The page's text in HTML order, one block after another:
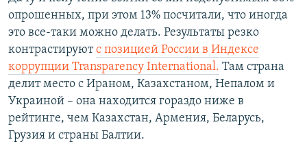
опрошенных, при этом 13% посчитали, что иногда
это все-таки можно делать. Результаты резко
контрастируютс позицией России в Индексе
коррупции Transparency International. Там страна
делит место с Ираном, Казахстаном, Непалом и
Украиной – она находится гораздо ниже в
рейтинге, чем Казахстан, Армения, Беларусь,
Грузия и страны Балтии.